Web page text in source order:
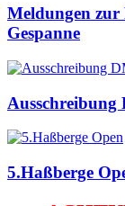
Meldungen
Gespanne
5.Haßberge